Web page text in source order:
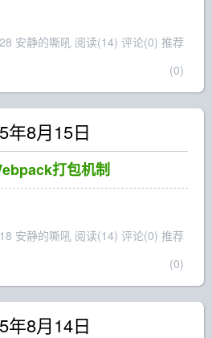
安静的嘶吼 阅读(14) 评论(0) 推荐
(0)
年8月15日
打包机制
安静的嘶吼 阅读(14) 评论(0) 推荐
(0)
年8月14日